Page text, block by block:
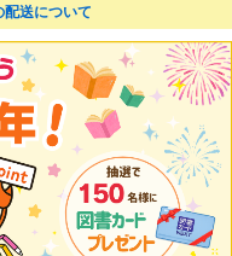
配送について